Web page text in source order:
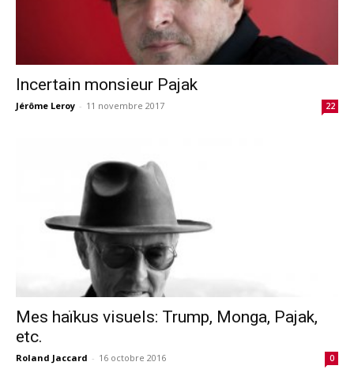
Incertain monsieur Pajak
Jérôme Leroy - 11 novembre 2017 22
Mes haïkus visuels: Trump, Monga, Pajak,
etc.
Roland Jaccard - 16 octobre 2016 0